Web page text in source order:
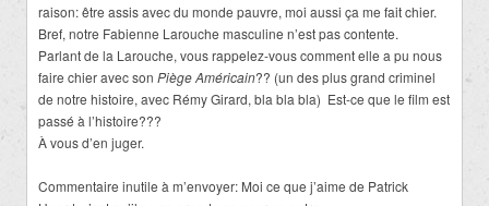
raison: être assis avec du monde pauvre, moi aussi ça me fait chier.
Bref, notre Fabienne Larouche masculine n’est pas contente.
Parlant de la Larouche, vous rappelez-vous comment elle a pu nous
faire chier avec son Piège Américain?? (un des plus grand criminel
de notre histoire, avec Rémy Girard, bla bla bla) Est-ce que le film est
passé à l’histoire???
À vous d’en juger.
Commentaire inutile à m’envoyer: Moi ce que j’aime de Patrick